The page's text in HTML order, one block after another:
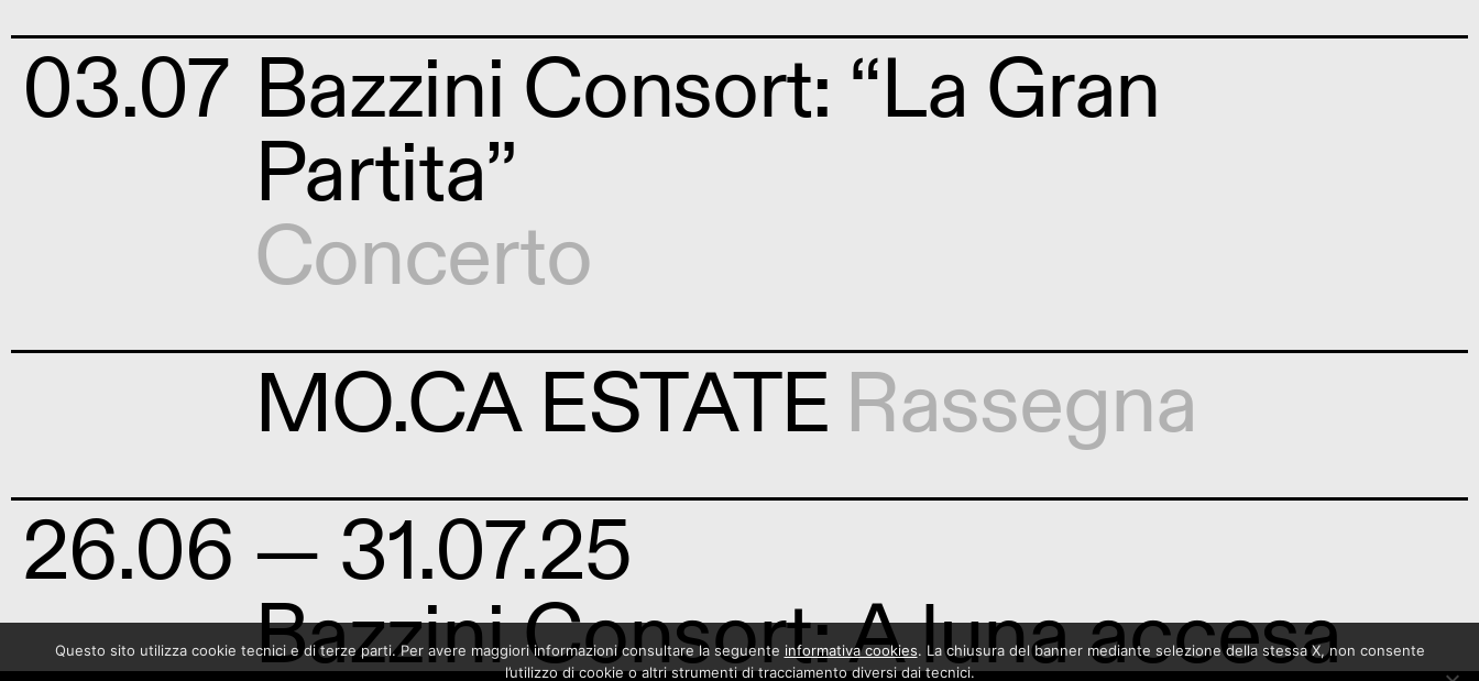
03.07 Bazzini Consort: “La Gran
Partita”
Concerto
MO.CA ESTATE Rassegna
26.06 — 31.07.25
Bazzini Consort: A luna accesa
Questo sito utilizza cookie tecnici e di terze parti. Per avere maggiori informazioni consultare la seguente informativa cookies. La chiusura del banner mediante selezione della stessa X, non consente
l’utilizzo di cookie o altri strumenti di tracciamento diversi dai tecnici.